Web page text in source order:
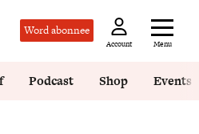
Word abonnee
Account Menu
Podcast Shop Events